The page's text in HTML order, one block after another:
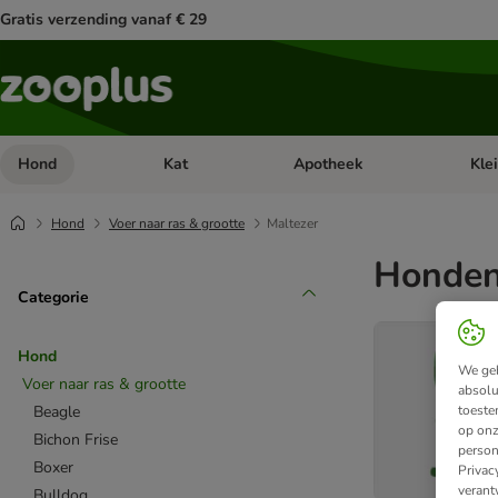
Gratis verzending vanaf € 29
Hond Open categorie menu: Hond
Kat Open categorie menu: Kat
Apotheek
Hond Voer naar ras & grootte Maltezer
Categorie
Hond
Voer naar ras & grootte
Beagle
Bichon Frise
Boxer
We
op